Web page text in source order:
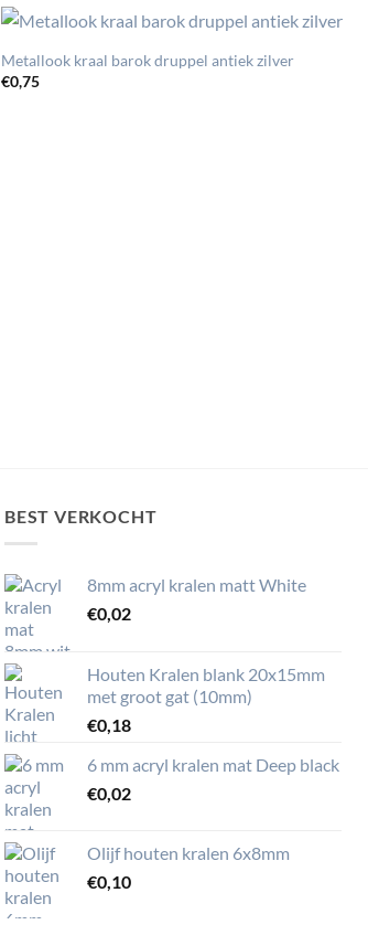
Metallook kraal barok druppel antiek zilver
€0,75
BEST VERKOCHT
8mm acryl kralen matt White
€0,02
Houten Kralen blank 20x15mm
met groot gat (10mm)
€0,18
6 mm acryl kralen mat Deep black
€0,02
Olijf houten kralen 6x8mm
€0,10